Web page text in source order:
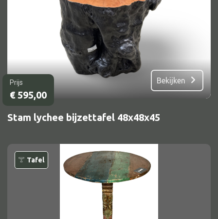
Prijs
€595,00
Bekijken
Stam lychee bijzettafel 48x48x45
Tafel